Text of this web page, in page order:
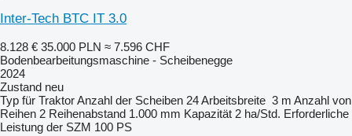
Inter-Tech BTC IT 3.0
8.128 € 35.000 PLN ≈ 7.596 CHF
Bodenbearbeitungsmaschine - Scheibenegge
2024
Zustand neu
Typ für TraktorAnzahl der Scheiben 24Arbeitsbreite 3 m Anzahl von
Reihen 2 Reihenabstand 1.000 mm Kapazität 2 ha/Std. Erforderliche
Leistung der SZM 100 PS